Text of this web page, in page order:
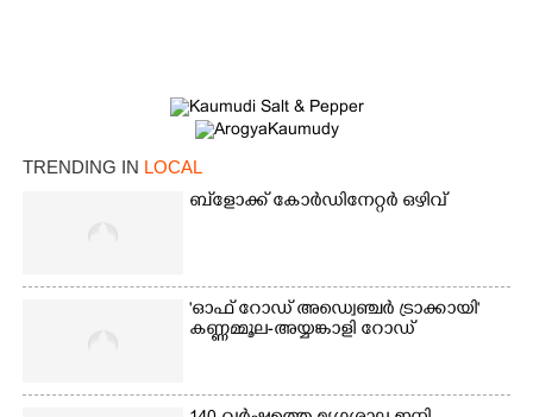
TRENDING IN LOCAL
ബ്‌ളോക്ക് കോർഡിനേറ്റർ ഒഴിവ്
'ഓഫ് റോഡ് അഡ്വെഞ്ചർ ട്രാക്കായി'
കണ്ണമ്മൂല-അയ്യങ്കാളി റോഡ്
×
Share this link